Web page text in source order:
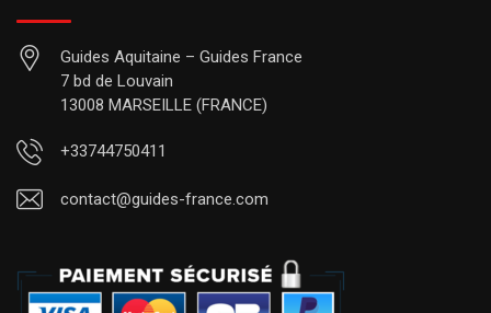
Guides Aquitaine – Guides France
7 bd de Louvain
13008 MARSEILLE (FRANCE)
+33744750411
contact@guides-france.com